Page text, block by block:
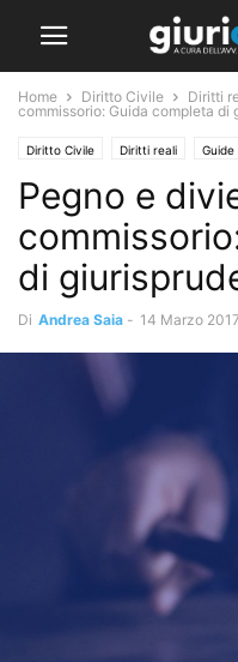
Home Diritto Civile Diritti
commissorio: Guida completa di
Diritto Civile Diritti reali
Rivista
Pegno e
di
Di Andrea Saia - 14 Marzo 2017